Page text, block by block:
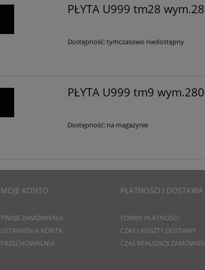
PŁYTA U999 tm28
Dostępność:tymczasowo niedostępny
PŁYTA U999 tm9
Dostępność: na magazynie
MOJE KONTO
TWOJE ZAMÓWIENIA
USTAWIENIA KONTA
PRZECHOWALNIA
PŁATNOŚCI I DOSTAWA
FORMY PŁATNOŚCI
CZAS I KOSZTY DOSTAWY
CZAS REALIZACJI